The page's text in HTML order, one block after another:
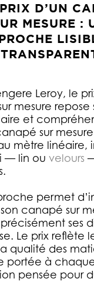
D’UN
MESURE :
Leroy, le
mesure repose
et
sur
mètre linéaire,
— lin ou velours
permet
canapé sur
ses
Le prix reflète
qualité des
portée à
pensée pour